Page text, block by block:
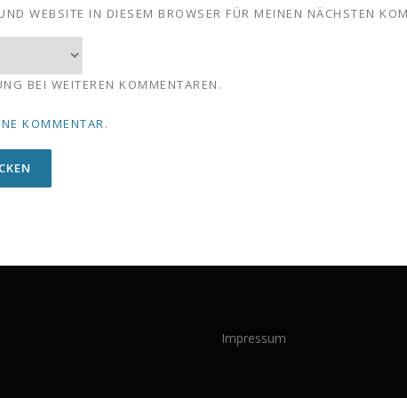
WEBSITE IN DIESEM BROWSER FÜR MEINEN NÄCHSTEN
BEI WEITEREN KOMMENTAREN.
KOMMENTAR.
Impressum